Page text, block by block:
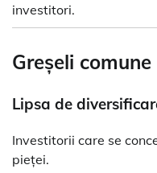
investitori.
Greșeli
Lipsa de
Investitorii care se
pieței.